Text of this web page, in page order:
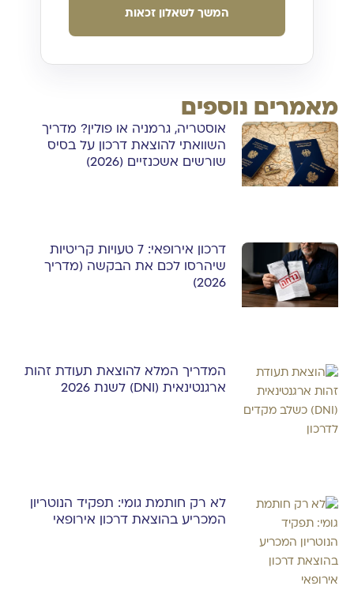
המשך לשאלון זכאות
מאמרים נוספים
אוסטריה, גרמניה או פולין? מדריך
השוואתי להוצאת דרכון על בסיס
שורשים אשכנזיים (2026)
דרכון אירופאי: 7 טעויות קריטיות
שיהרסו לכם את הבקשה (מדריך
2026)
המדריך המלא להוצאת תעודת זהות
ארגנטינאית (DNI) לשנת 2026
לא רק חותמת גומי: תפקיד הנוטריון
המכריע בהוצאת דרכון אירופאי